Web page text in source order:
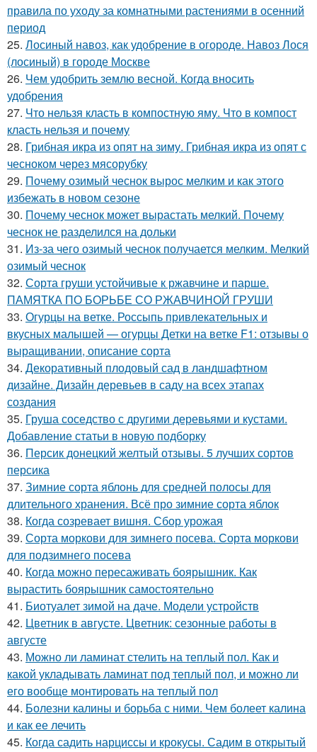
правила по уходу за комнатными растениями в осенний
период
25. Лосиный навоз, как удобрение в огороде. Навоз Лося
(лосиный) в городе Москве
26. Чем удобрить землю весной. Когда вносить
удобрения
27. Что нельзя класть в компостную яму. Что в компост
класть нельзя и почему
28. Грибная икра из опят на зиму. Грибная икра из опят с
чесноком через мясорубку
29. Почему озимый чеснок вырос мелким и как этого
избежать в новом сезоне
30. Почему чеснок может вырастать мелкий. Почему
чеснок не разделился на дольки
31. Из-за чего озимый чеснок получается мелким. Мелкий
озимый чеснок
32. Сорта груши устойчивые к ржавчине и парше.
ПАМЯТКА ПО БОРЬБЕ СО РЖАВЧИНОЙ ГРУШИ
33. Огурцы на ветке. Россыпь привлекательных и
вкусных малышей — огурцы Детки на ветке F1: отзывы о
выращивании, описание сорта
34. Декоративный плодовый сад в ландшафтном
дизайне. Дизайн деревьев в саду на всех этапах
создания
35. Груша соседство с другими деревьями и кустами.
Добавление статьи в новую подборку
36. Персик донецкий желтый отзывы. 5 лучших сортов
персика
37. Зимние сорта яблонь для средней полосы для
длительного хранения. Всё про зимние сорта яблок
38. Когда созревает вишня. Сбор урожая
39. Сорта моркови для зимнего посева. Сорта моркови
для подзимнего посева
40. Когда можно пересаживать боярышник. Как
вырастить боярышник самостоятельно
41. Биотуалет зимой на даче. Модели устройств
42. Цветник в августе. Цветник: сезонные работы в
августе
43. Можно ли ламинат стелить на теплый пол. Как и
какой укладывать ламинат под теплый пол, и можно ли
его вообще монтировать на теплый пол
44. Болезни калины и борьба с ними. Чем болеет калина
и как ее лечить
45. Когда садить нарциссы и крокусы. Садим в открытый